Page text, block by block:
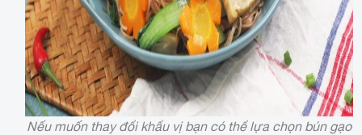
Nếu muốn thay đổi khẩu vị bạn có thể lựa chọn bún gạo